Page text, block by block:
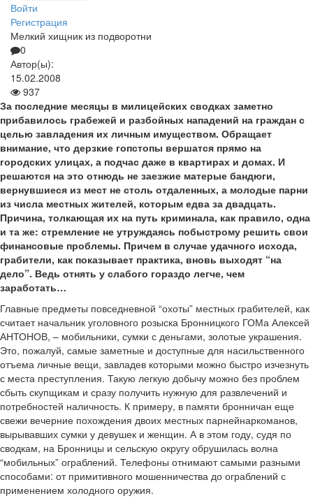
Войти
Регистрация
Мелкий хищник из подворотни
0
Автор(ы):
15.02.2008
937
За последние месяцы в милицейских сводках заметно
прибавилось грабежей и разбойных нападений на граждан с
целью завладения их личным имуществом. Обращает
внимание, что дерзкие гоп­стопы вершатся прямо на
городских улицах, а подчас даже в квартирах и домах. И
решаются на это отнюдь не заезжие матерые бандюги,
вернувшиеся из мест не столь отдаленных, а молодые парни
из числа местных жителей, которым едва за двадцать.
Причина, толкающая их на путь криминала, как правило, одна
и та же: стремление не утруждаясь по­быстрому решить свои
финансовые проблемы. Причем в случае удачного исхода,
грабители, как показывает практика, вновь выходят “на
дело”. Ведь отнять у слабого гораздо легче, чем
заработать…
Главные предметы повседневной “охоты” местных грабителей, как
считает начальник уголовного розыска Бронницкого ГОМа Алексей
АНТОНОВ, – мобильники, сумки с деньгами, золотые украшения.
Это, пожалуй, самые заметные и доступные для насильственного
отъема личные вещи, завладев которыми можно быстро изчезнуть
с места преступления. Такую легкую добычу можно без проблем
сбыть скупщикам и сразу получить нужную для развлечений и
потребностей наличность. К примеру, в памяти бронничан еще
свежи вечерние похождения двоих местных парней­наркоманов,
вырывавших сумки у девушек и женщин. А в этом году, судя по
сводкам, на Бронницы и сельскую округу обрушилась волна
“мобильных” ограблений. Телефоны отнимают самыми разными
способами: от примитивного мошенничества до ограблений с
применением холодного оружия.